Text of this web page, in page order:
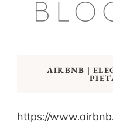
AIRBNB |
https://